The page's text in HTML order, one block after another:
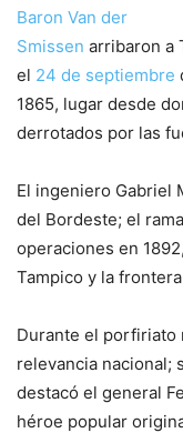
Baron Van der
Smissen arribaron a
el 24 de septiembre
1865, lugar desde
derrotados por las
El ingeniero Gabriel
del Bordeste; el
operaciones en
Tampico y la
Durante el porfiriato
relevancia nacional;
destacó el general
héroe popular